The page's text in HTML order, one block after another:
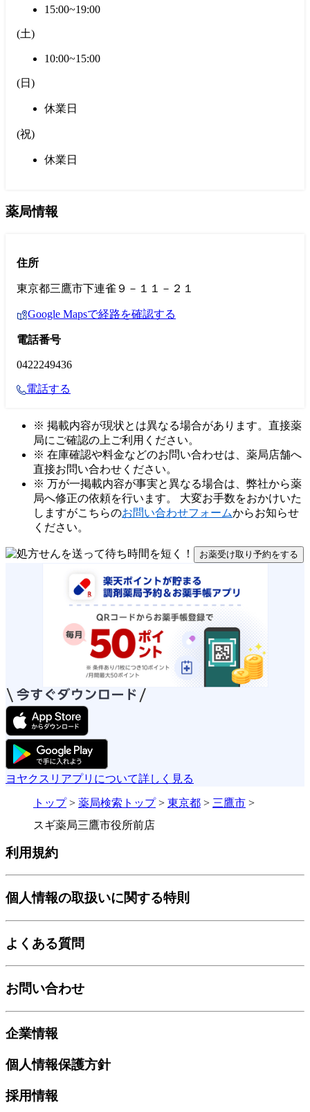
15:00~19:00
(土)
10:00~15:00
(日 )
休業日
(祝)
休業日
薬局情報
住所
東京都三鷹市下連雀９－１１－２１
Google Mapsで経路を確認する
電話番号
0422249436
電話する
※ 掲載内容が現状とは異なる場合があります。直接薬
局にご確認の上ご利用ください。
※ 在庫確認や料金などのお問い合わせは、薬局店舗へ
直接お問い合わせください。
※ 万が一掲載内容が事実と異なる場合は、弊社から薬
局へ修正の依頼を行います。 大変お手数をおかけいた
しますがこちらのお問い合わせフォームからお知らせ
ください。
お薬受け取り予約をする
ヨヤクスリアプリについて詳しく見る
トップ> 薬局検索トップ> 東京都 > 三鷹市 >
スギ薬局三鷹市役所前店
利用規約
個人情報の取扱いに関する特則
よくある質問
お問い合わせ
企業情報
個人情報保護方針
採用情報